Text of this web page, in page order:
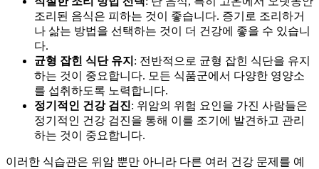
조리된 음식은 피하는 것이 좋습니다. 증기로 조리하거
나 삶는 방법을 선택하는 것이 더 건강에 좋을 수 있습니
다.
균형 잡힌 식단 유지 : 전반적으로 균형 잡힌 식단을 유지
하는 것이 중요합니다. 모든 식품군에서 다양한 영양소
를 섭취하도록 노력합니다.
정기적인 건강 검진: 위암의 위험 요인을 가진 사람들은
정기적인 건강 검진을 통해 이를 조기에 발견하고 관리
하는 것이 중요합니다.
이러한 식습관은 위암 뿐만 아니라 다른 여러 건강 문제를 예